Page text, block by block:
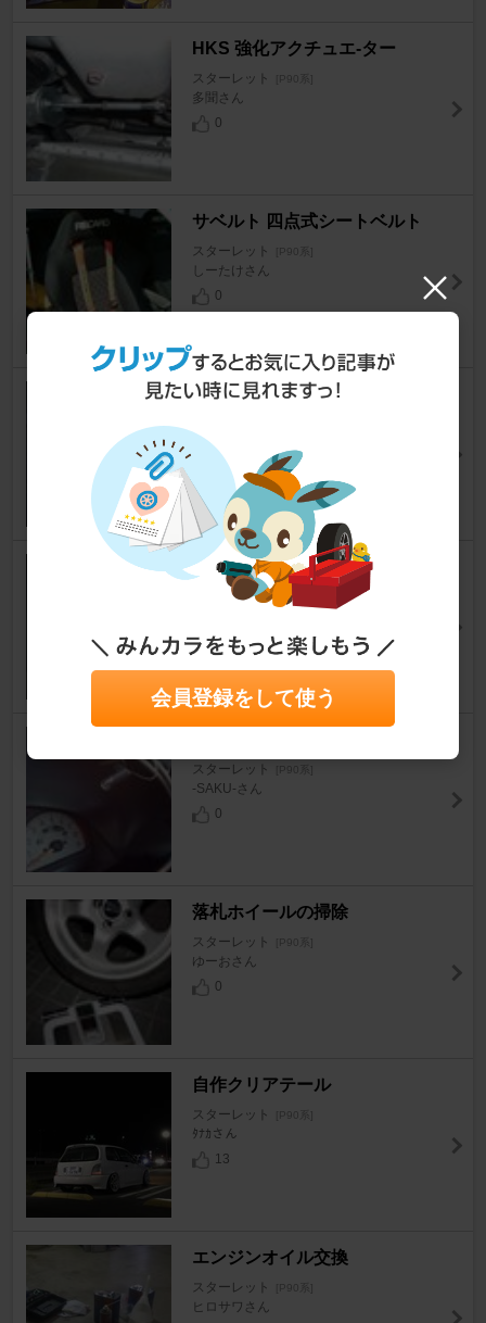
HKS 強化アクチュエ-ター
スターレット [P90系]
多聞さん
0
サベルト 四点式シートベルト
スターレット [P90系]
しーたけさん
0
SOFT99 シリコンオフ
Hide@単身赴任さん
70
PIVOT フルオートターボタイマ
多聞さん
0
スターレット [P90系]
-SAKU-さん
0
落札ホイールの掃除
スターレット [P90系]
ゆーおさん
0
自作クリアテール
スターレット [P90系]
ﾀﾅｶさん
13
エンジンオイル交換
スターレット [P90系]
ヒロサワさん
会員登録をして使う